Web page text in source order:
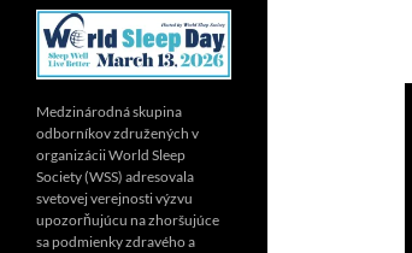
Medzinárodná skupina
odborníkov združených v
organizácii World Sleep
Society (WSS) adresovala
svetovej verejnosti výzvu
upozorňujúcu na zhoršujúce
sa podmienky zdravého a